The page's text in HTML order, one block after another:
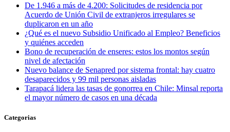
De 1.946 a más de 4.200: Solicitudes de residencia por
Acuerdo de Unión Civil de extranjeros irregulares se
duplicaron en un año
¿Qué es el nuevo Subsidio Unificado al Empleo? Beneficios
y quiénes acceden
Bono de recuperación de enseres: estos los montos según
nivel de afectación
Nuevo balance de Senapred por sistema frontal: hay cuatro
desaparecidos y 99 mil personas aisladas
Tarapacá lidera las tasas de gonorrea en Chile: Minsal reporta
el mayor número de casos en una década
Categorias